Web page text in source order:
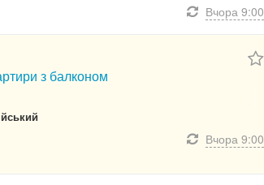
Вчора 9:00
з балконом
Вчора 9:00